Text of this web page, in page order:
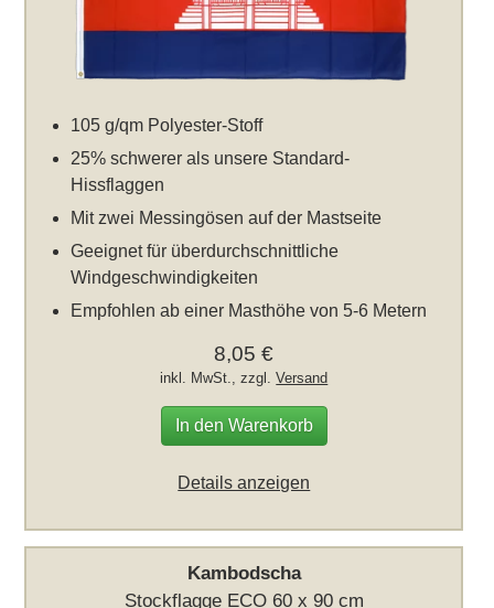
105 g/qm Polyester-Stoff
25% schwerer als unsere Standard-
Hissflaggen
Mit zwei Messingösen auf der Mastseite
Geeignet für überdurchschnittliche
Windgeschwindigkeiten
Empfohlen ab einer Masthöhe von 5-6 Metern
8,05 €
inkl. MwSt., zzgl.Versand
In den Warenkorb
Details anzeigen
Kambodscha
Stockflagge ECO 60 x 90 cm